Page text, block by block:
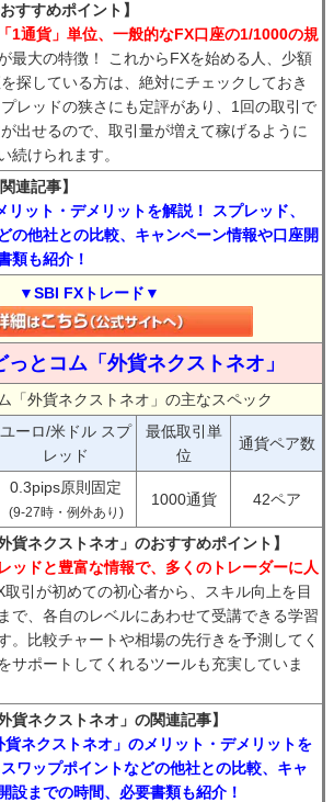
すすめポイント】
「1通貨」単位、一般的なFX口座の1/1000の規
最大の特徴！ これからFXを始める人、少額
探している方は、絶対にチェックしておき
レッドの狭さにも定評があり、1回の取引で
出せるので、取引量が増えて稼げるように
続けられます。
連記事】
ット・デメリットを解説！ スプレッド、
の他社との比較、キャンペーン情報や口座開
類も紹介！
▼SBI FXトレード▼
っとコム「外貨ネクストネオ」
「外貨ネクストネオ」の主なスペック
ユーロ/米ドル スプ
レッド
最低取引単
位
通貨ペア数
0.3pips原則固定
(9-27時・例外あり)
1000通貨 42ペア
貨ネクストネオ」のおすすめポイント】
ッドと豊富な情報で、多くのトレーダーに人
取引が初めての初心者から、スキル向上を目
で、各自のレベルにあわせて受講できる学習
。比較チャートや相場の先行きを予測してく
サポートしてくれるツールも充実していま
貨ネクストネオ」の関連記事】
ネクストネオ」のメリット・デメリットを
ワップポイントなどの他社との比較、キャ
設までの時間、必要書類も紹介！